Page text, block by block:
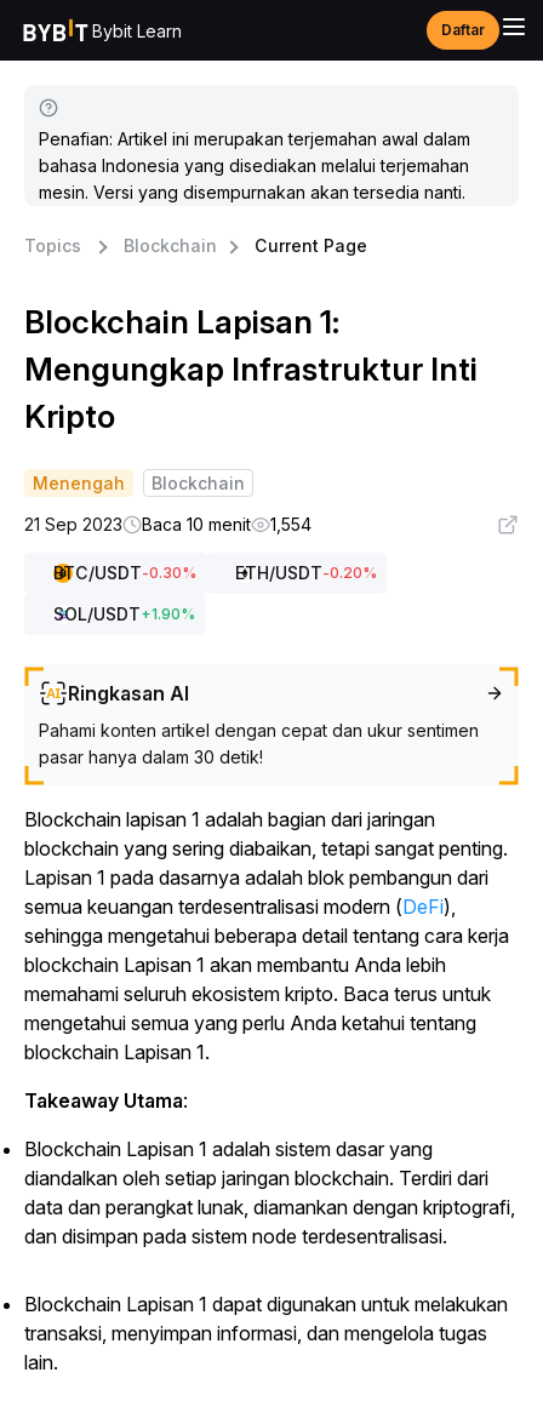
Bybit Learn Daftar
Penafian: Artikel ini merupakan terjemahan awal dalam
bahasa Indonesia yang disediakan melalui terjemahan
mesin. Versi yang disempurnakan akan tersedia nanti.
Topics Blockchain Current Page
Blockchain Lapisan 1:
Mengungkap Infrastruktur Inti
Kripto
Menengah
Blockchain
21 Sep 2023
Baca 10 menit 1,554
BTC/USDT-0.30% ETH/USDT-0.20%
SOL/USDT+1.90%
Ringkasan AI
Pahami konten artikel dengan cepat dan ukur sentimen
pasar hanya dalam 30 detik!
Blockchain lapisan 1 adalah bagian dari jaringan
blockchain yang sering diabaikan, tetapi sangat penting.
Lapisan 1 pada dasarnya adalah blok pembangun dari
semua keuangan terdesentralisasi modern (DeFi),
sehingga mengetahui beberapa detail tentang cara kerja
blockchain Lapisan 1 akan membantu Anda lebih
memahami seluruh ekosistem kripto. Baca terus untuk
mengetahui semua yang perlu Anda ketahui tentang
blockchain Lapisan 1.
Takeaway Utama:
Blockchain Lapisan 1 adalah sistem dasar yang
diandalkan oleh setiap jaringan blockchain. Terdiri dari
data dan perangkat lunak, diamankan dengan kriptografi,
dan disimpan pada sistem node terdesentralisasi.
Blockchain Lapisan 1 dapat digunakan untuk melakukan
transaksi, menyimpan informasi, dan mengelola tugas
lain.